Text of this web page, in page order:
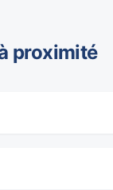
proximité